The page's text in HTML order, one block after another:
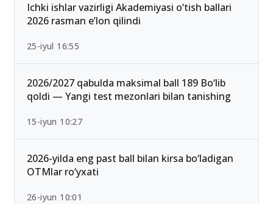
Ichki ishlar vazirligi Akademiyasi o‘tish ballari
2026 rasman e’lon qilindi
25-iyul 16:55
2026/2027 qabulda maksimal ball 189 Bo‘lib
qoldi — Yangi test mezonlari bilan tanishing
15-iyun 10:27
2026-yilda eng past ball bilan kirsa bo‘ladigan
OTMlar ro‘yxati
26-iyun 10:01